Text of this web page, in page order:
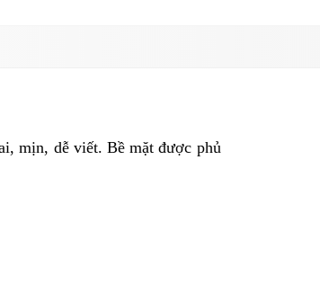
mịn, dễ viết. Bề mặt được phủ